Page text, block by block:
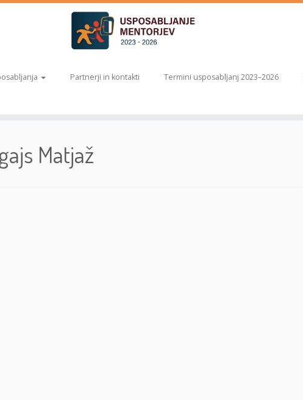
Partnerji in kontakti Termini usposabljanj 2023–2026
Matjaž